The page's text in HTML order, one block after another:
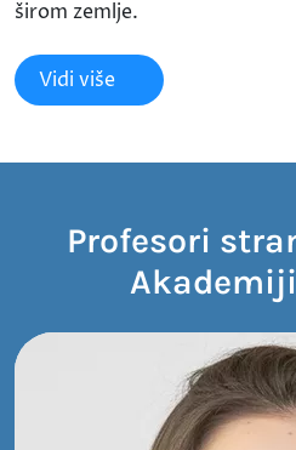
širom zemlje.
Vidi više
Profesori